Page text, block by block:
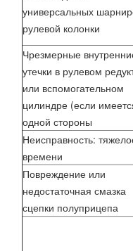
универсальных
рулевой колонки
Чрезмерные
утечки в рулевом
или вспомогательном
цилиндре (если
одной стороны
Неисправность:
времени
Повреждение или
недостаточная смазка
сцепки полуприцепа